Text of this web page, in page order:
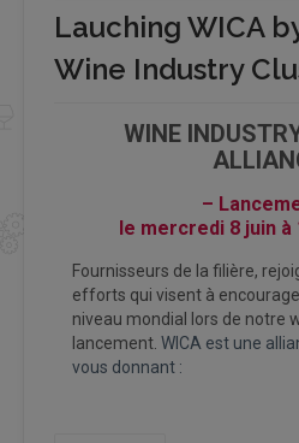
Lauching WICA
Wine Industry
WINE
–
​​​​​​​le mercredi 8 juin à
Fournisseurs de la filière,
efforts qui visent à
niveau mondial lors de notre
lancement. WICA est une
vous donnant :